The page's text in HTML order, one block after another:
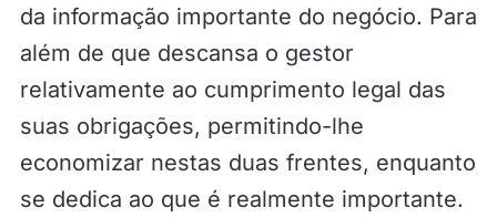
da informação importante do negócio. Para
além de que descansa o gestor
relativamente ao cumprimento legal das
suas obrigações, permitindo-lhe
economizar nestas duas frentes, enquanto
se dedica ao que é realmente importante.